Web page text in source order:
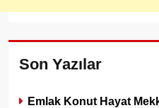
Son Yazılar
Emlak Konut Hayat